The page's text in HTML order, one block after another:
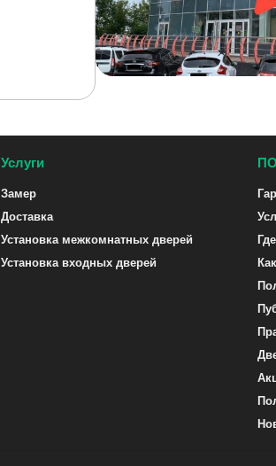
Услуги
Замер
Доставка
Установка межкомнатных дверей
Установка входных дверей